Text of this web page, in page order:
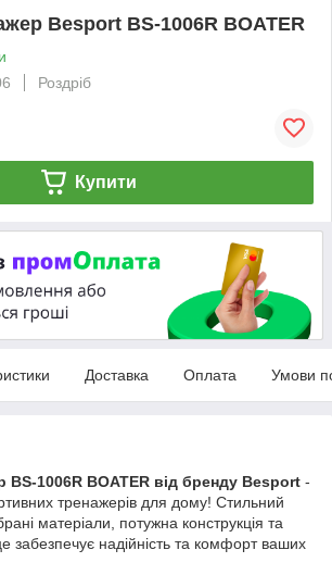
Besport BS-1006R BOATER
Роздріб
Купити
Доставка Оплата Умови
BS-1006R BOATER від бренду Besport -
тренажерів для дому! Стильний
матеріали, потужна конструкція та
забезпечує надійність та комфорт ваших